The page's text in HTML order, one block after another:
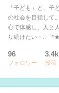
「子ども」と、
の社会を目指して
心で体感し、人と
り続けたい・.:゜*★
96
フォロワー
3.4k
投稿